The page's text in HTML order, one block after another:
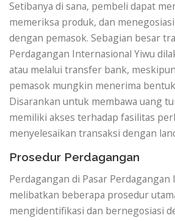
Setibanya di sana, pembeli dapat
memeriksa produk, dan
dengan pemasok. Sebagian besar
Perdagangan Internasional Yiwu
atau melalui transfer bank,
pemasok mungkin menerima
Disarankan untuk membawa uang
memiliki akses terhadap fasilitas
menyelesaikan transaksi dengan
Prosedur Perdagangan
Perdagangan di Pasar
melibatkan beberapa prosedur
mengidentifikasi dan bernegosiasi